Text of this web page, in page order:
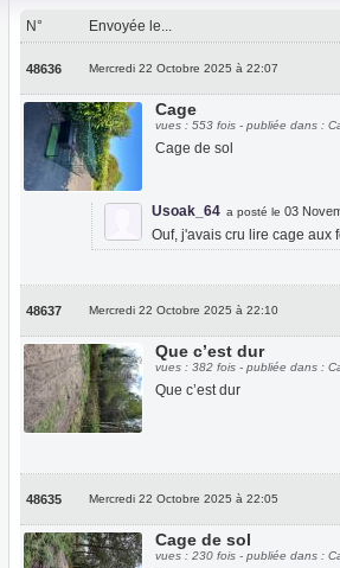
N° Envoyée le...
48636 Mercredi 22 Octobre 2025 à 22:07
Cage
vues : 553 fois - publiée dans :
Cage de sol
Usoak_64 a posté le 03
Ouf, j'avais cru lire cage aux
48637 Mercredi 22 Octobre 2025 à 22:10
Que c’est dur
vues : 382 fois - publiée dans :
Que c’est dur
48635 Mercredi 22 Octobre 2025 à 22:05
Cage de sol
vues : 230 fois - publiée dans :